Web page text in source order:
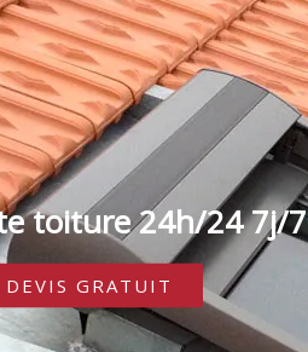
toiture 24h/24 7j/7
GRATUIT